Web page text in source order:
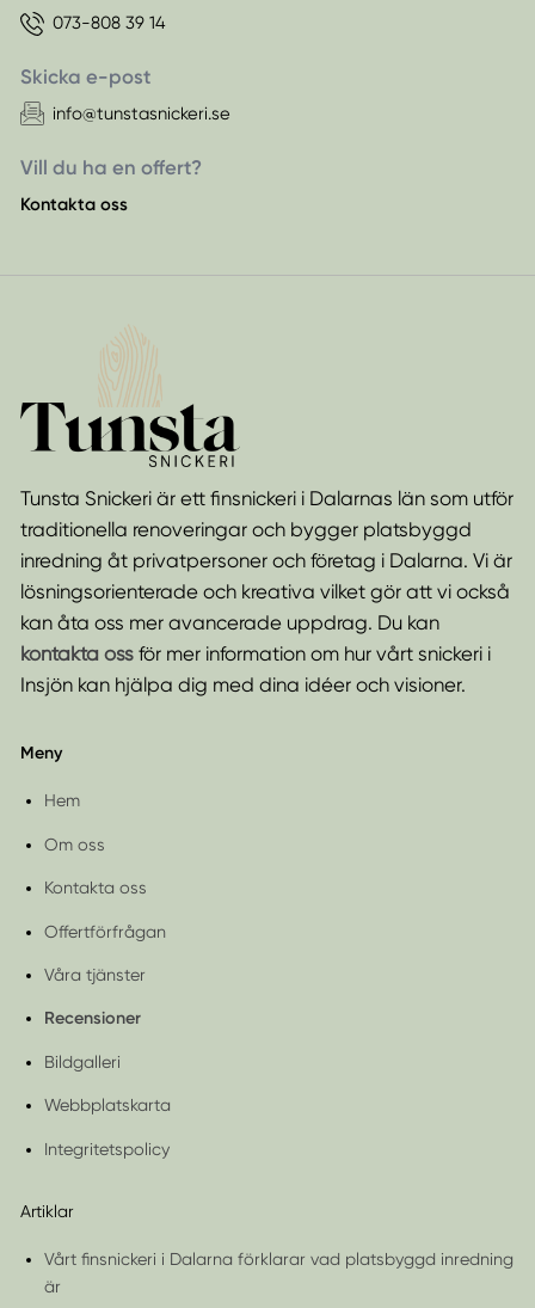
073-808 39 14
Skicka e-post
info@tunstasnickeri.se
Vill du ha en offert?
Kontakta oss
Tunsta Snickeri är ett finsnickeri i Dalarnas län som utför
traditionella renoveringar och bygger platsbyggd
inredning åt privatpersoner och företag i Dalarna. Vi är
lösningsorienterade och kreativa vilket gör att vi också
kan åta oss mer avancerade uppdrag. Du kan
kontakta ossför mer information om hur vårt snickeri i
Insjön kan hjälpa dig med dina idéer och visioner.
Meny
Hem
Om oss
Kontakta oss
Offertförfrågan
Våra tjänster
Recensioner
Bildgalleri
Webbplatskarta
Integritetspolicy
Artiklar
Vårt finsnickeri i Dalarna förklarar vad platsbyggd inredning
är